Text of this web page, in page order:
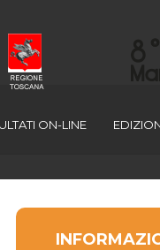
ON-LINE